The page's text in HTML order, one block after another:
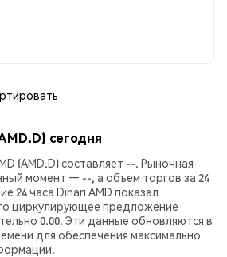
сегодня
(AMD.D) составляет --. Рыночная
момент — --, а объем торгов за 24
24 часа Dinari AMD показал
циркулирующее предложение
0.00. Эти данные обновляются в
для обеспечения максимально